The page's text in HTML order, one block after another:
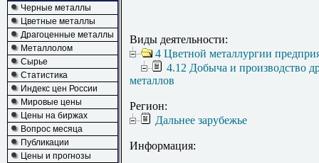
Черные металлы
Цветные металлы
Драгоценные металлы
Металлолом
Сырье
Статистика
Индекс цен России
Мировые цены
Цены на биржах
Вопрос месяца
Публикации
Цены и прогнозы
Виды деятельности:
4 Цветной металлургии
4.12 Добыча и производство
металлов
Регион:
Дальнее зарубежье
Информация: